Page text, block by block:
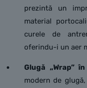
prezintă un
material
curele de
oferindu-i un aer
Glugă „Wrap”
modern de